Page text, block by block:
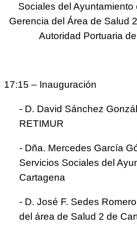
Sociales del Ayuntamiento
Gerencia del Área de Salud
Autoridad Portuaria
17:15 – Inauguración
- D. David Sánchez
RETIMUR
- Dña. Mercedes García
Servicios Sociales del
Cartagena
- D. José F. Sedes
del área de Salud 2 de